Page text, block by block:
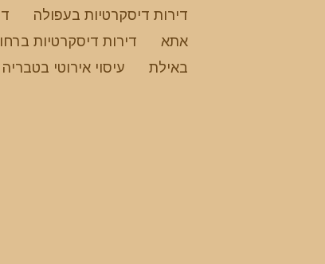
דירות דיסקרטיות בעפולה
אתא
דירות דיסקרטיות
באילת
עיסוי אירוטי בטבריה